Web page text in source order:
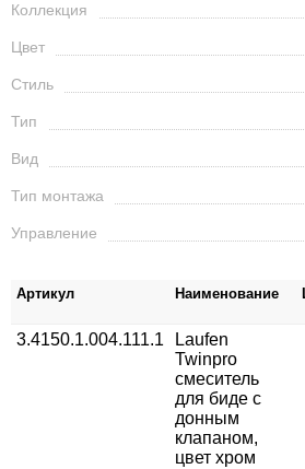
Коллекция
Цвет
Стиль
Тип
Вид
Тип монтажа
Управление
Артикул Наименование
3.4150.1.004.111.1
Laufen
Twinpro
смеситель
для биде с
донным
клапаном,
цвет хром